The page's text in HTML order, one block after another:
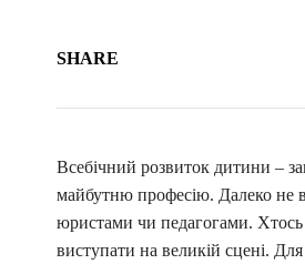
SHARE
Всебічний розвиток дитини –
майбутню професію. Далеко не
юристами чи педагогами. Хтось
виступати на великій сцені.